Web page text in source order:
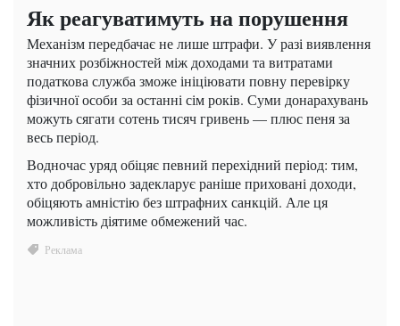
Як реагуватимуть на порушення
Механізм передбачає не лише штрафи. У разі виявлення
значних розбіжностей між доходами та витратами
податкова служба зможе ініціювати повну перевірку
фізичної особи за останні сім років. Суми донарахувань
можуть сягати сотень тисяч гривень — плюс пеня за
весь період.
Водночас уряд обіцяє певний перехідний період: тим,
хто добровільно задекларує раніше приховані доходи,
обіцяють амністію без штрафних санкцій. Але ця
можливість діятиме обмежений час.